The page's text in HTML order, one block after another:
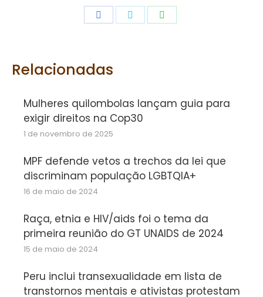
Relacionadas
Mulheres quilombolas lançam guia para
exigir direitos na Cop30
1 de novembro de 2025
MPF defende vetos a trechos da lei que
discriminam população LGBTQIA+
16 de maio de 2024
Raça, etnia e HIV/aids foi o tema da
primeira reunião do GT UNAIDS de 2024
15 de maio de 2024
Peru inclui transexualidade em lista de
transtornos mentais e ativistas protestam